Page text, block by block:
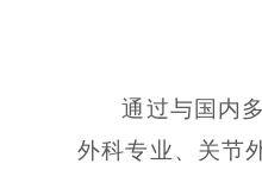
通过与国内
外科专业、关节